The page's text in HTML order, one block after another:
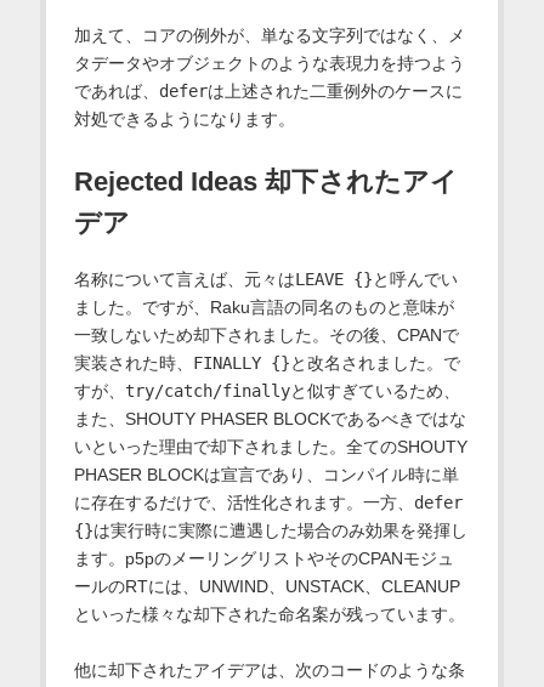
加えて、コアの例外が、単なる文字列ではなく、メ
タデータやオブジェクトのような表現力を持つよう
であれば、 deferは上述された二重例外のケースに
対処できるようになります。
Rejected Ideas 却下されたアイ
デア
名称について言えば、元々はLEAVE {}と呼んでい
ました。ですが、Raku言語の同名のものと意味が
一致しないため却下されました。その後、CPANで
実装された時、 FINALLY {}と改名されました。で
すが、 try/catch/finallyと似すぎているため、
また、SHOUTY PHASER BLOCKであるべきではな
いといった理由で却下されました。全てのSHOUTY
PHASER BLOCKは宣言であり、コンパイル時に単
に存在するだけで、活性化されます。一方、 defer
{}は実行時に実際に遭遇した場合のみ効果を発揮し
ます。p5pのメーリングリストやそのCPANモジュ
ールのRTには、UNWIND、UNSTACK、CLEANUP
といった様々な却下された命名案が残っています。
他に却下されたアイデアは、次のコードのような条